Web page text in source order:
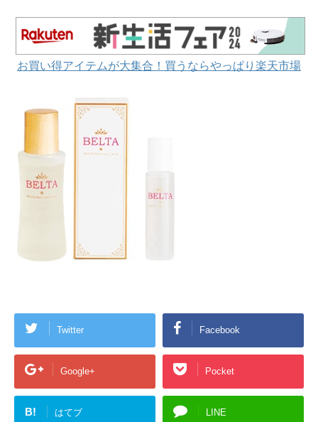
お買い得アイテムが大集合！買うならやっぱり楽天市場
Twitter Facebook
Google+ Pocket
B! はてブ LINE